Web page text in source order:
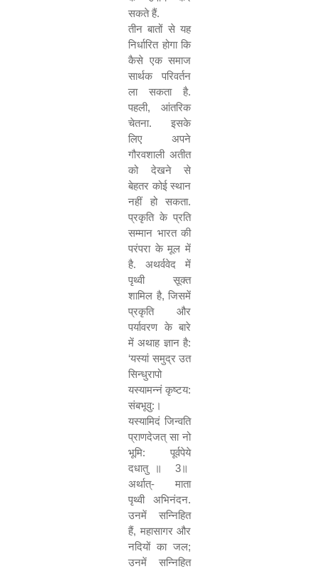
सकते हैं.
तीन बातों से यह
निर्धारित होगा कि
कैसे एक समाज
सार्थक परिवर्तन
ला सकता है.
पहली, आंतरिक
चेतना. इसके
लिए अपने
गौरवशाली अतीत
को देखने से
बेहतर कोई स्थान
नहीं हो सकता.
प्रकृति के प्रति
सम्मान भारत की
परंपरा के मूल में
है. अथर्ववेद में
पृथ्वी सूक्त
शामिल है, जिसमें
प्रकृति और
पर्यावरण के बारे
में अथाह ज्ञान है:
‘यस्यां समुद्र उत
सिन्धुरापो
यस्यामन्नं कृष्टय:
संबभूवु:।
यस्यामिदं जिन्वति
प्राणदेजत् सा नो
भूमि: पूर्वपेये
दधातु ॥
3॥
अर्थात्- माता
पृथ्वी अभिनंदन.
उनमें सन्निहित
हैं, महासागर और
नदियों का जल;
उनमें सन्निहित